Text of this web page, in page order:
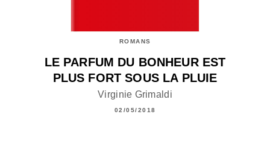
ROMANS
LE PARFUM DU BONHEUR EST
PLUS FORT SOUS LA PLUIE
Virginie Grimaldi
02/05/2018